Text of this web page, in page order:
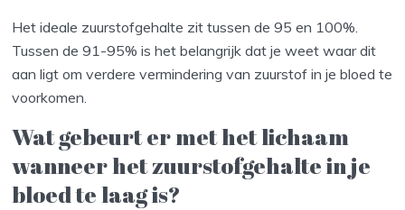
Het ideale zuurstofgehalte zit tussen de 95 en 100%.
Tussen de 91-95% is het belangrijk dat je weet waar dit
aan ligt om verdere vermindering van zuurstof in je bloed te
voorkomen.
Wat gebeurt er met het lichaam
wanneer het zuurstofgehalte in je
bloed te laag is?